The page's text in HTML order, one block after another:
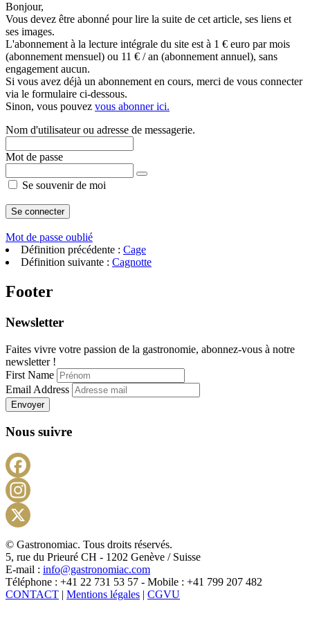
Bonjour,
Vous devez être abonné pour lire la suite de cet article, ses liens et
ses images.
L'abonnement à la lecture intégrale du site est à 1 € euro par mois
(abonnement mensuel) ou 11 € / an (abonnement annuel), sans
engagement aucun.
Si vous avez déjà un abonnement en cours, merci de vous connecter
via le formulaire ci-dessous.
Sinon, vous pouvez vous abonner ici.
Nom d'utilisateur ou adresse de messagerie.
Mot de passe
Se souvenir de moi
Mot de passe oublié
Définition précédente : Cage
Définition suivante : Cagnotte
Footer
Newsletter
Faites vivre votre passion de la gastronomie, abonnez-vous à notre
newsletter !
First Name
Email Address
Envoyer
Nous suivre
X
© Gastronomiac. Tous droits réservés.
5, rue du Prieuré CH - 1202 Genève / Suisse
E-mail : info@gastronomiac.com
Téléphone : +41 22 731 53 57 - Mobile : +41 799 207 482
CONTACT | Mentions légales | CGVU